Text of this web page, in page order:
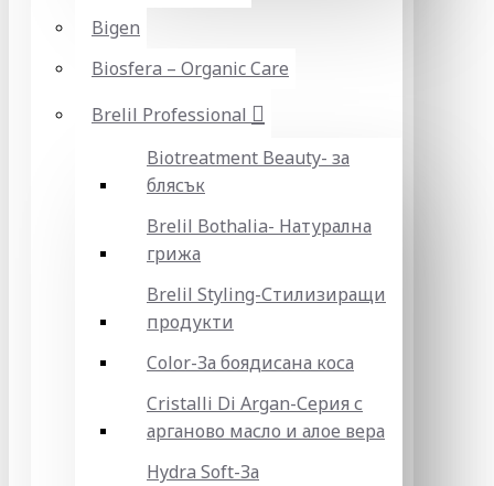
Bigen
Biosfera – Organic Care
Brelil Professional
Biotreatment Beauty- за
блясък
Brelil Bothalia- Натурална
грижа
Brelil Styling-Стилизиращи
продукти
Color-За боядисана коса
Cristalli Di Argan-Серия с
арганово масло и алое вера
Hydra Soft-За